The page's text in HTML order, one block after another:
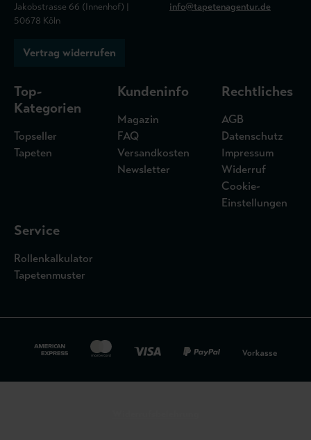
Jakobstrasse 66 (Innenhof) |
50678 Köln
info@tapetenagentur.de
Vertrag widerrufen
Top-
Kategorien
Topseller
Tapeten
Kundeninfo
Magazin
FAQ
Versandkosten
Newsletter
Rechtliches
AGB
Datenschutz
Impressum
Widerruf
Cookie-
Einstellungen
Service
Rollenkalkulator
Tapetenmuster